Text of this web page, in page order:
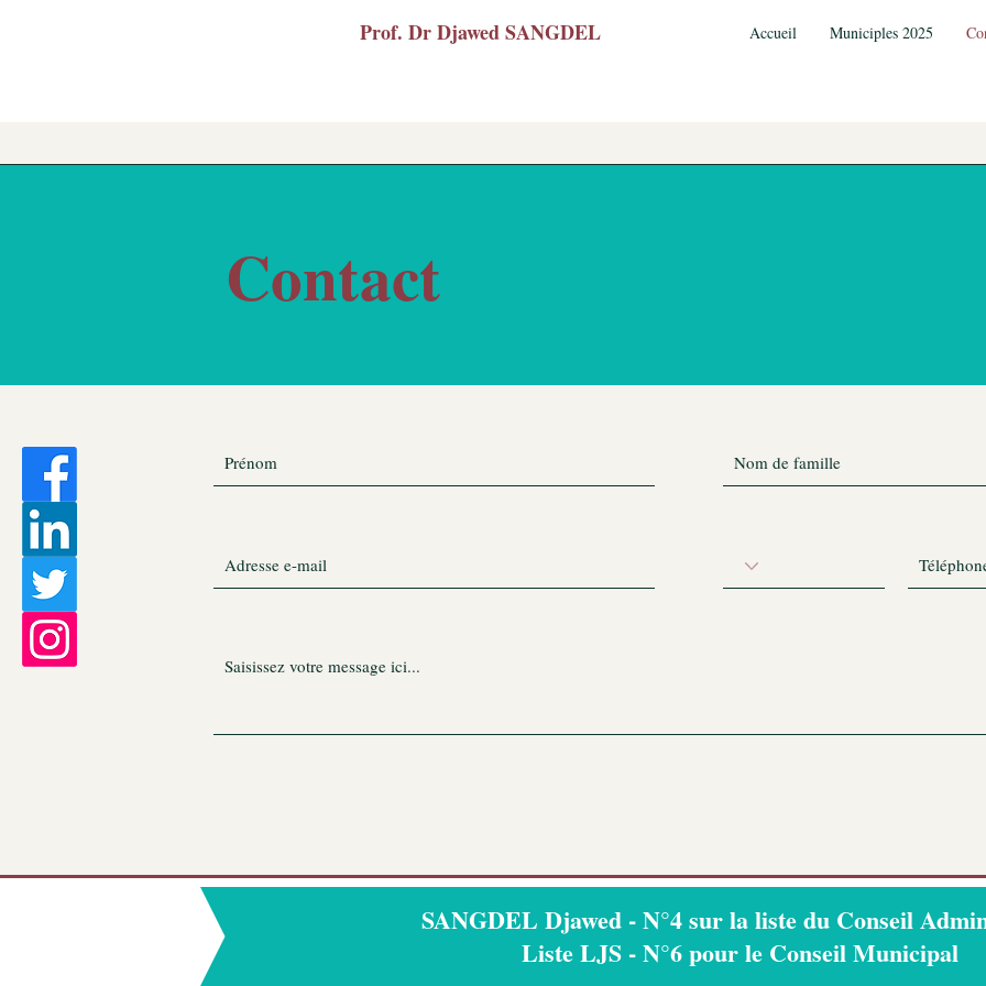
Prof. Dr Djawed SANGDEL Accueil Municiples 2025
Contact
SANGDEL Djawed - N°4 sur la liste du Conseil
Liste LJS - N°6 pour le Conseil Municipal